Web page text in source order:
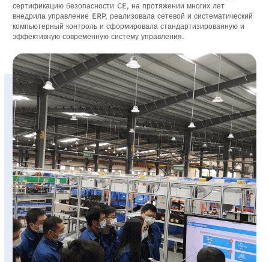
сертификацию безопасности CE, на протяжении многих лет
внедрила управление ERP, реализовала сетевой и систематический
компьютерный контроль и сформировала стандартизированную и
эффективную современную систему управления.